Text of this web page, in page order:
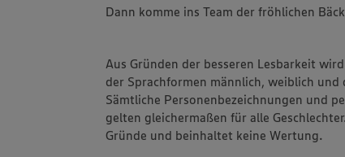
Dann komme ins Team der fröhlichen
Aus Gründen der besseren Lesbarkeit
der Sprachformen männlich, weiblich
Sämtliche Personenbezeichnungen und
gelten gleichermaßen für alle
Gründe und beinhaltet keine Wertung.